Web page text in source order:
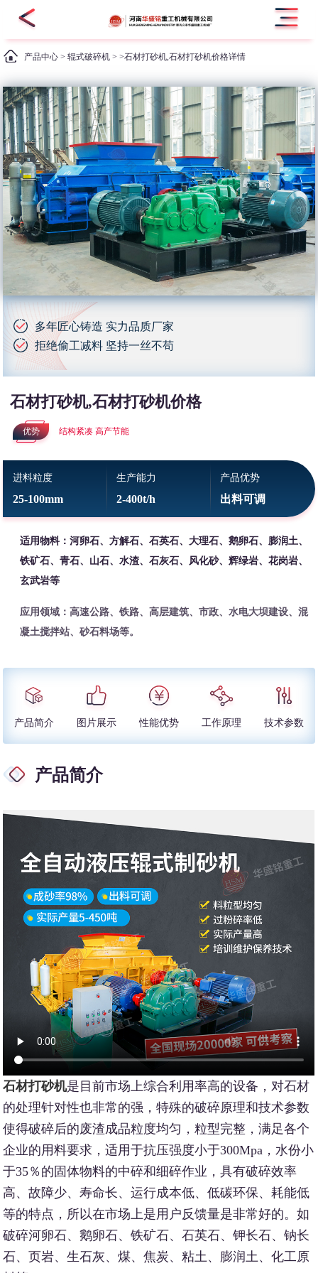
产品中心 >辊式破碎机 > >石材打砂机,石材打砂机价格详情
多年匠心铸造 实力品质厂家
拒绝偷工减料 坚持一丝不苟
石材打砂机,石材打砂机价格
优势 结构紧凑 高产节能
进料粒度
25-100mm
生产能力
2-400t/h
产品优势
出料可调
适用物料：河卵石、方解石、石英石、大理石、鹅卵石、膨润土、
铁矿石、青石、山石、水渣、石灰石、风化砂、辉绿岩、花岗岩、
玄武岩等
应用领域：高速公路、铁路、高层建筑、市政、水电大坝建设、混
凝土搅拌站、砂石料场等。
产品简介 图片展示 性能优势 工作原理 技术参数
产品简介
石材打砂机是目前市场上综合利用率高的设备，对石材
的处理针对性也非常的强，特殊的破碎原理和技术参数
使得破碎后的废渣成品粒度均匀，粒型完整，满足各个
企业的用料要求，适用于抗压强度小于300Mpa，水份小
于35％的固体物料的中碎和细碎作业，具有破碎效率
高、故障少、寿命长、运行成本低、低碳环保、耗能低
等的特点，所以在市场上是用户反馈量是非常好的。如
破碎河卵石、鹅卵石、铁矿石、石英石、钾长石、钠长
石、页岩、生石灰、煤、焦炭、粘土、膨润土、化工原